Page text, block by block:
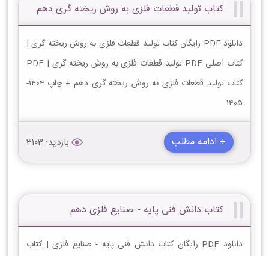
کتاب تولید قطعات فلزی به روش ریخته گری دهم
دانلود PDF رایگان کتاب تولید قطعات فلزی به روش ریخته گری |
کتاب اصلی PDF تولید قطعات فلزی به روش ریخته گری | PDF
کتاب تولید قطعات فلزی به روش ریخته گری دهم + چاپ 1404-
1405
+ ادامه مطلب بازدید: 3103
کتاب دانش فنی پایه - صنایع فلزی دهم
دانلود PDF رایگان کتاب دانش فنی پایه - صنایع فلزی | کتاب